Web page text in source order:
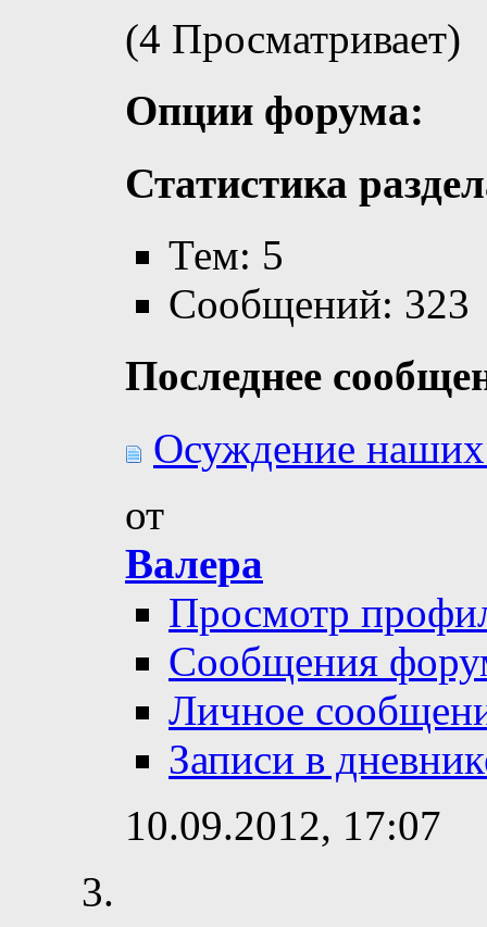
(4 Просматривает)
Опции форума:
Статистика
Тем: 5
Сообщений: 323
Последнее
Осуждение
от
Валера
Просмотр
Сообщения
Личное
Записи в
10.09.2012, 17:07